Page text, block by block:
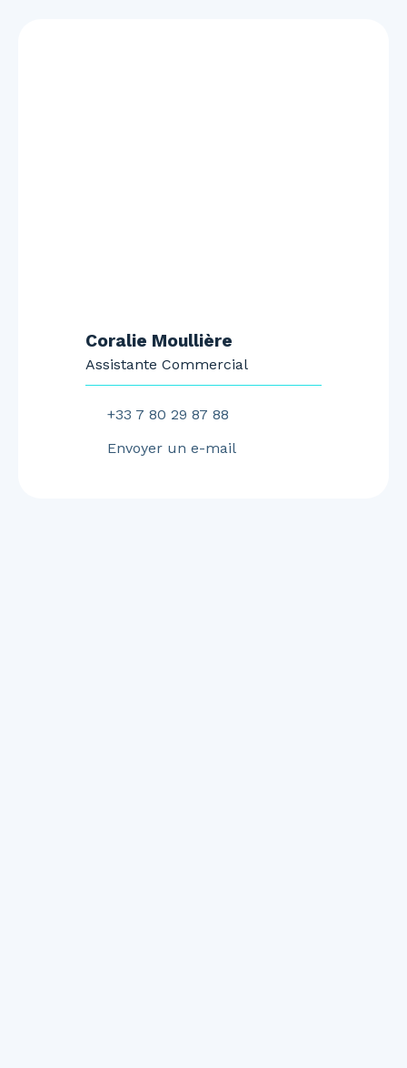
Coralie Moullière
Assistante Commercial
+33 7 80 29 87 88
Envoyer un e-mail